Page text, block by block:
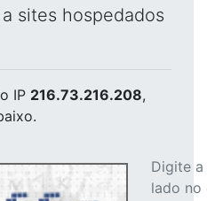
sites hospedados
IP 216.73.216.208,
Digite
lado no